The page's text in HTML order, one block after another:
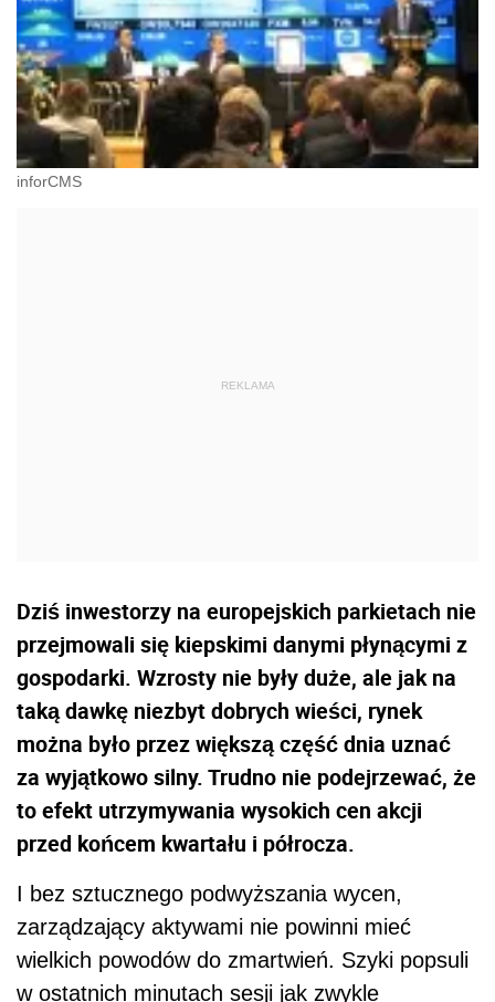
inforCMS
Dziś inwestorzy na europejskich parkietach nie
przejmowali się kiepskimi danymi płynącymi z
gospodarki. Wzrosty nie były duże, ale jak na
taką dawkę niezbyt dobrych wieści, rynek
można było przez większą część dnia uznać
za wyjątkowo silny. Trudno nie podejrzewać, że
to efekt utrzymywania wysokich cen akcji
przed końcem kwartału i półrocza.
I bez sztucznego podwyższania wycen,
zarządzający aktywami nie powinni mieć
wielkich powodów do zmartwień. Szyki popsuli
w ostatnich minutach sesji jak zwykle